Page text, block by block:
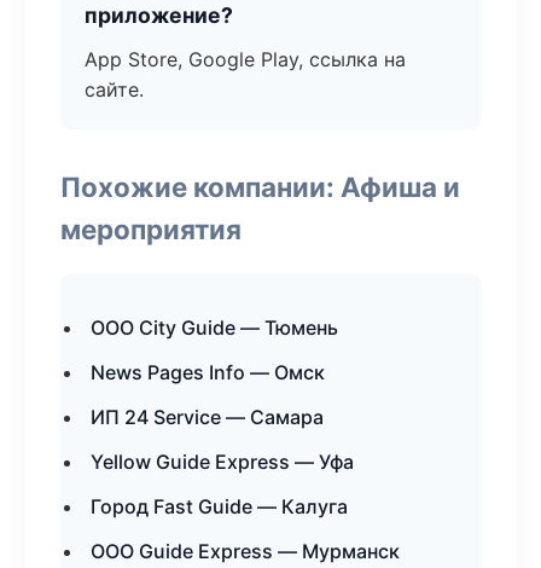
приложение?
App Store, Google Play, ссылка на
сайте.
Похожие компании: Афиша и
мероприятия
ООО City Guide — Тюмень
News Pages Info — Омск
ИП 24 Service — Самара
Yellow Guide Express — Уфа
Город Fast Guide — Калуга
ООО Guide Express — Мурманск